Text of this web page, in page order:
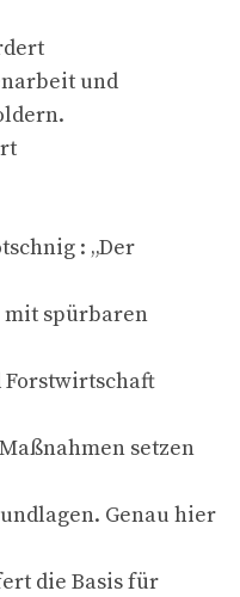
und
: „Der
mit spürbaren
Forstwirtschaft
setzen
Genau hier
die Basis für